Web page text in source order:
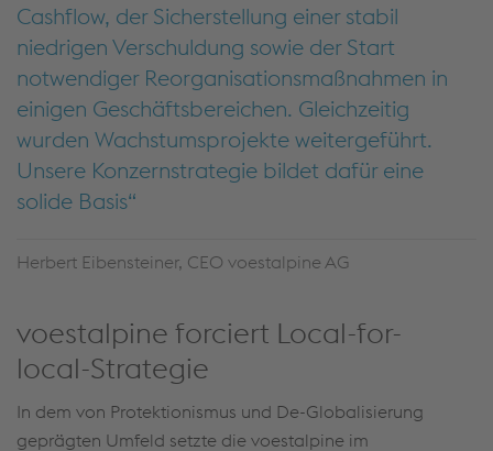
Cashflow, der Sicherstellung einer stabil
niedrigen Verschuldung sowie der Start
notwendiger Reorganisationsmaßnahmen in
einigen Geschäftsbereichen. Gleichzeitig
wurden Wachstumsprojekte weitergeführt.
Unsere Konzernstrategie bildet dafür eine
solide Basis
Herbert Eibensteiner, CEO voestalpine AG
voestalpine forciert Local-for-
local-Strategie
In dem von Protektionismus und De-Globalisierung
geprägten Umfeld setzte die voestalpine im